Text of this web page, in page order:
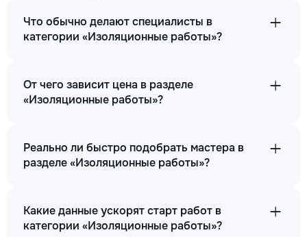
Что обычно делают специалисты в
категории «Изоляционные работы»?
От чего зависит цена в разделе
«Изоляционные работы»?
Реально ли быстро подобрать мастера в
разделе «Изоляционные работы»?
Какие данные ускорят старт работ в
категории «Изоляционные работы»?